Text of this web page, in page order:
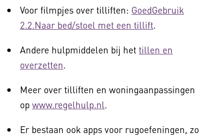
Voor filmpjes over tilliften: GoedGebruik
2.2.Naar bed/stoel met een tillift.
Andere hulpmiddelen bij het tillen en
overzetten.
Meer over tilliften en woningaanpassingen
op www.regelhulp.nl.
Er bestaan ook apps voor rugoefeningen, zo